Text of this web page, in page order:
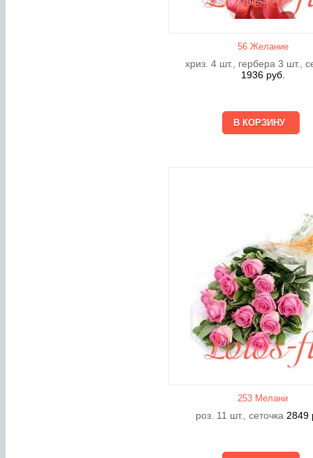
56 Желание
хриз. 4 шт., гербера 3 шт.,
1936 руб.
253 Мелани
роз. 11 шт., сеточка 2849